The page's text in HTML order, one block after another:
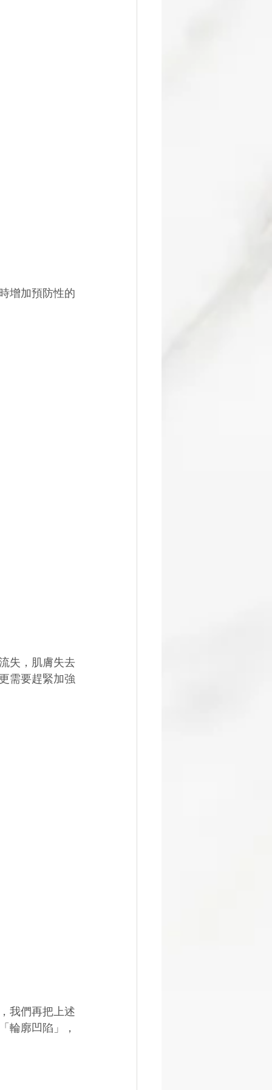
增加預防性的
失，肌膚失去
需要趕緊加強
我們再把上述
輪廓凹陷」，